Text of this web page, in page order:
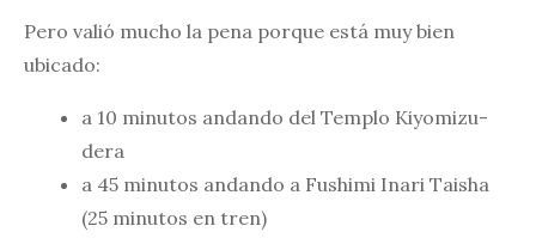
Pero valió mucho la pena porque está muy bien
ubicado:
a 10 minutos andando del Templo Kiyomizu-
dera
a 45 minutos andando a Fushimi Inari Taisha
(25 minutos en tren)